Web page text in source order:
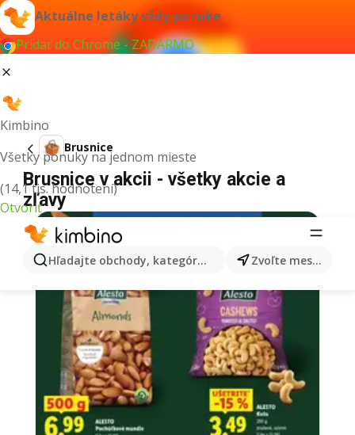
Aktuálne letáky vždy po ruke
Pridať do Chrome - ZADARMO
Kimbino
Všetky ponuky na jednom mieste
(14,1 tis. hodnotení)
Otvoriť
Hľadajte obchody, kategórie, produkty... Zvoľte mesto
Brusnice
Brusnice v akcii - všetky akcie a
zľavy